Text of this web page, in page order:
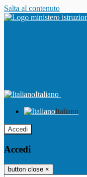
Salta al contenuto
Italiano
Italiano
Accedi
Accedi
button close ×